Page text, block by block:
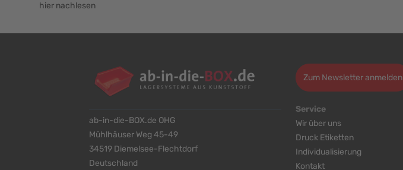
hier nachlesen
ab-in-die-BOX.de OHG
Mühlhäuser Weg 45-49
34519 Diemelsee-Flechtdorf
Deutschland
Zum Newsletter anmelden
Service
Wir über uns
Druck Etiketten
Individualisierung
Kontakt